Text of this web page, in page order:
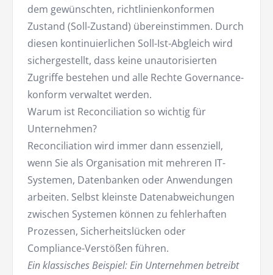
dem gewünschten, richtlinienkonformen
Zustand (Soll-Zustand) übereinstimmen. Durch
diesen kontinuierlichen Soll-Ist-Abgleich wird
sichergestellt, dass keine unautorisierten
Zugriffe bestehen und alle Rechte Governance-
konform verwaltet werden.
Warum ist Reconciliation so wichtig für
Unternehmen?
Reconciliation wird immer dann essenziell,
wenn Sie als Organisation mit mehreren IT-
Systemen, Datenbanken oder Anwendungen
arbeiten. Selbst kleinste Datenabweichungen
zwischen Systemen können zu fehlerhaften
Prozessen, Sicherheitslücken oder
Compliance-Verstößen führen.
Ein klassisches Beispiel: Ein Unternehmen betreibt